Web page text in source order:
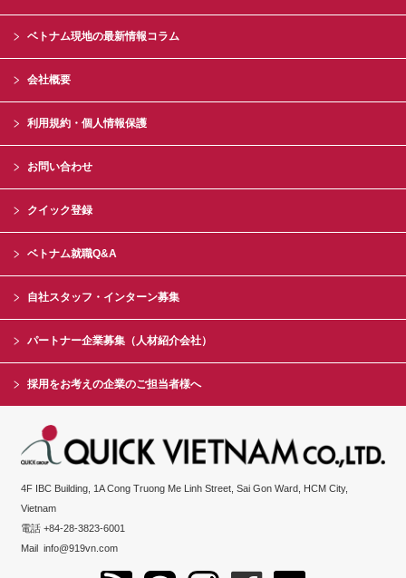
ベトナム現地の最新情報コラム
会社概要
利用規約・個人情報保護
お問い合わせ
クイック登録
ベトナム就職Q&A
自社スタッフ・インターン募集
パートナー企業募集（人材紹介会社）
採用をお考えの企業のご担当者様へ
4F IBC Building, 1A Cong Truong Me Linh Street, Sai Gon Ward, HCM City,
Vietnam
電話 +84-28-3823-6001
Mailinfo@919vn.com